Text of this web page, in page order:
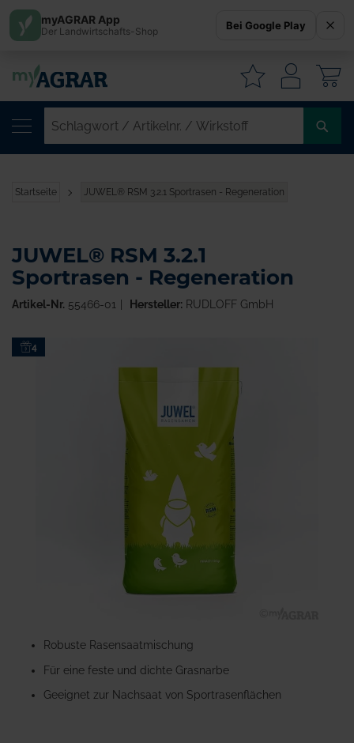
Startseite JUWEL® RSM 3.2.1 Sportrasen - Regeneration
Zum4
Anfang
Bildgalerie
springen
JUWEL® RSM 3.2.1
Sportrasen - Regeneration
Artikel-Nr. 55466-01 Hersteller:RUDLOFF GmbH
Robuste Rasensaatmischung
Für eine feste und dichte Grasnarbe
Geeignet zur Nachsaat von Sportrasenflächen
myAGRAR App
Der Landwirtschafts-Shop Bei Google Play